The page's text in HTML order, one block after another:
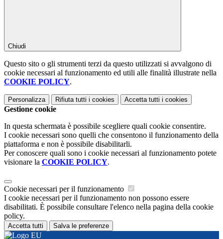
Chiudi
Questo sito o gli strumenti terzi da questo utilizzati si avvalgono di
cookie necessari al funzionamento ed utili alle finalità illustrate nella
COOKIE POLICY.
Personalizza Rifiuta tutti i cookies Accetta tutti i cookies
Gestione cookie
In questa schermata è possibile scegliere quali cookie consentire.
I cookie necessari sono quelli che consentono il funzionamento della
piattaforma e non è possibile disabilitarli.
Per conoscere quali sono i cookie necessari al funzionamento potete
visionare la COOKIE POLICY.
Cookie necessari per il funzionamento
I cookie necessari per il funzionamento non possono essere
disabilitati. È possibile consultare l'elenco nella pagina della cookie
policy.
Accetta tutti Salva le preferenze